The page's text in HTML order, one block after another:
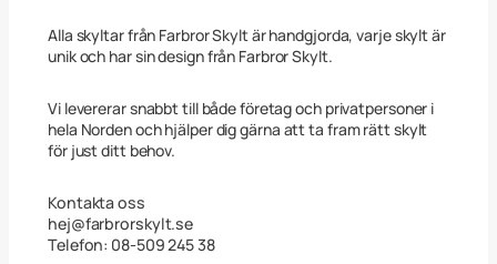
Alla skyltar från Farbror Skylt är handgjorda, varje skylt är
unik och har sin design från Farbror Skylt.
Vi levererar snabbt till både företag och privatpersoner i
hela Norden och hjälper dig gärna att ta fram rätt skylt
för just ditt behov.
Kontakta oss
hej@farbrorskylt.se
Telefon: 08-509 245 38